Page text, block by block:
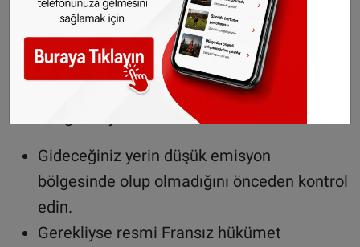
Bu yaz Fransa’ya arabayla gitmeyi
planlayanlara uyarılar
Yasa henüz yürürlüğe girmediği için bu yıl
Fransa’ya gidecek olanların şu hususlara dikkat
Gideceğiniz yerin düşük emisyon
bölgesinde olup olmadığını önceden kontrol
edin.
Gerekliyse resmi Fransız hükümet